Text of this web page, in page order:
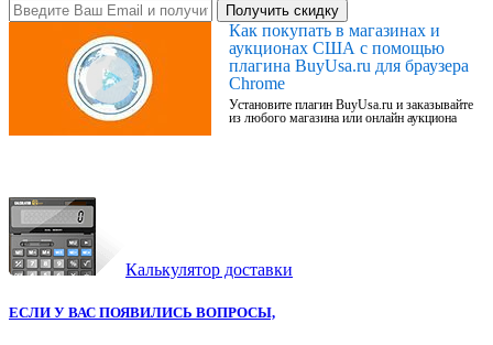
Получить скидку
Как покупать в магазинах и
аукционах США с помощью
плагина BuyUsa.ru для браузера
Chrome
Установите плагин BuyUsa.ru и заказывайте
из любого магазина или онлайн аукциона
Калькулятор доставки
ЕСЛИ У ВАС ПОЯВИЛИСЬ ВОПРОСЫ,